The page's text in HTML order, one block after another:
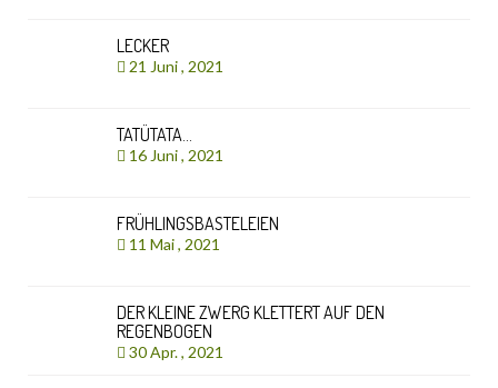
LECKER
21 Juni , 2021
TATÜTATA…
16 Juni , 2021
FRÜHLINGSBASTELEIEN
11 Mai , 2021
DER KLEINE ZWERG KLETTERT AUF DEN
REGENBOGEN
30 Apr. , 2021